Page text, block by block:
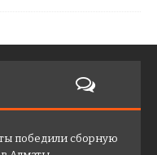
победили сборную